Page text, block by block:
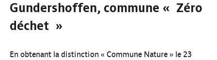
Gundershoffen, commune « Zéro
déchet »
En obtenant la distinction « Commune Nature » le 23